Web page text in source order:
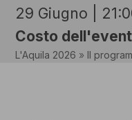
29 Giugno |
Costo
L'Aquila 2026 » Il